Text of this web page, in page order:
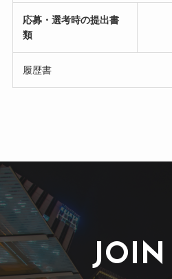
応募・選考時の提出書
類
履歴書
JOIN